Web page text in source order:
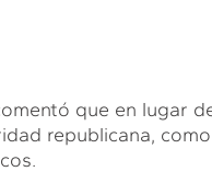
que en lugar
republicana,